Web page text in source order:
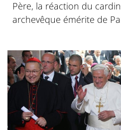
Père, la réaction du
archevêque émérite de